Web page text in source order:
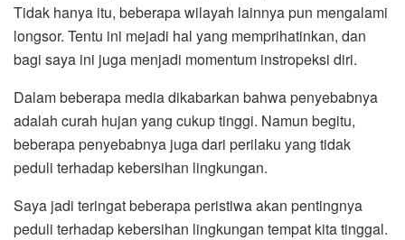
Tidak hanya itu, beberapa wilayah lainnya pun mengalami
longsor. Tentu ini mejadi hal yang memprihatinkan, dan
bagi saya ini juga menjadi momentum instropeksi diri.
Dalam beberapa media dikabarkan bahwa penyebabnya
adalah curah hujan yang cukup tinggi. Namun begitu,
beberapa penyebabnya juga dari perilaku yang tidak
peduli terhadap kebersihan lingkungan.
Saya jadi teringat beberapa peristiwa akan pentingnya
peduli terhadap kebersihan lingkungan tempat kita tinggal.